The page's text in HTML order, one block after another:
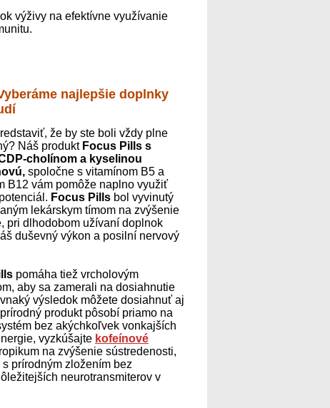
výživy na efektívne využívanie
najlepšie doplnky
že by ste boli vždy plne
Náš produkt Focus Pills s
cholínom a kyselinou
spoločne s vitamínom B5 a
B12 vám pomôže naplno využiť
Focus Pills bol vyvinutý
lekárskym tímom na zvýšenie
pri dlhodobom užívaní doplnok
duševný výkon a posilní nervový
pomáha tiež vrcholovým
aby sa zamerali na dosiahnutie
výsledok môžete dosiahnuť aj
produkt pôsobí priamo na
bez akýchkoľvek vonkajších
vyzkúšajte kofeínové
na zvýšenie sústredenosti,
s prírodným zložením bez
neurotransmiterov v